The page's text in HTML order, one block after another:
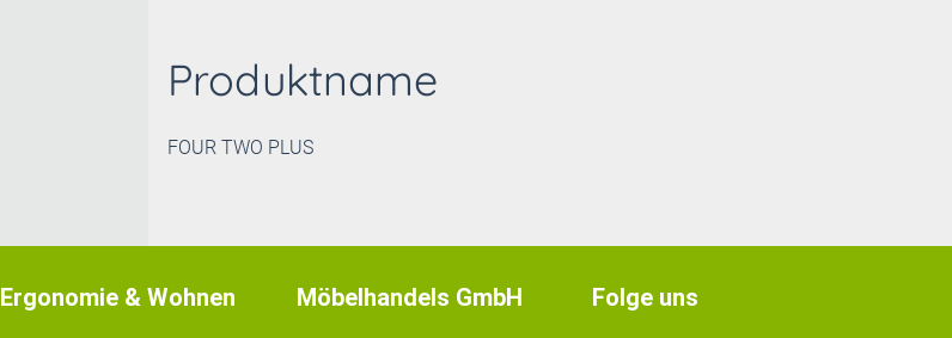
Produktname
FOUR TWO PLUS
Ergonomie & Wohnen Möbelhandels GmbH Folge uns